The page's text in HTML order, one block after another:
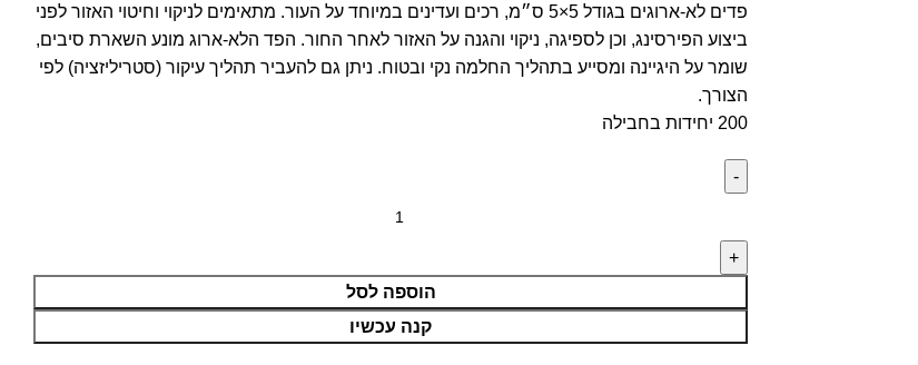
פדים לא-ארוגים בגודל 5×5 ס״מ, רכים ועדינים במיוחד על העור. מתאימים לניקוי וחיטוי האזור לפני
ביצוע הפירסינג, וכן לספיגה, ניקוי והגנה על האזור לאחר החור. הפד הלא-ארוג מונע השארת סיבים,
שומר על היגיינה ומסייע בתהליך החלמה נקי ובטוח. ניתן גם להעביר תהליך עיקור (סטריליזציה) לפי
הצורך.
200 יחידות בחבילה
הוספה לסל
קנה עכשיו